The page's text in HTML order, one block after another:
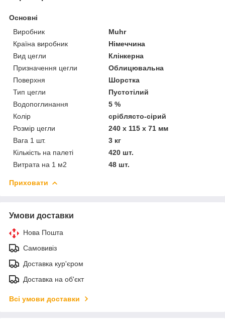
Основні
Виробник
Muhr
Країна виробник
Німеччина
Вид цегли
Клінкерна
Призначення цегли
Облицювальна
Поверхня
Шорстка
Тип цегли
Пустотілий
Водопоглинання
5 %
Колір
сріблясто-сірий
Розмір цегли
240 х 115 х 71 мм
Вага 1 шт.
3 кг
Кількість на палеті
420 шт.
Витрата на 1 м2
48 шт.
Приховати
Умови доставки
Нова Пошта
Самовивіз
Доставка кур'єром
Доставка на об'єкт
Всі умови доставки